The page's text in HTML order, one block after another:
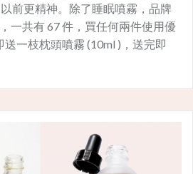
前更精神。除了睡眠噴霧，品牌
一共有 67 件，買任何兩件使用優
一枝枕頭噴霧 (10ml )，送完即